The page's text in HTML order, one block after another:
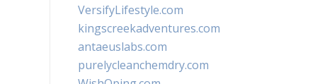
VersifyLifestyle.com
kingscreekadventures.com
antaeuslabs.com
purelycleanchemdry.com